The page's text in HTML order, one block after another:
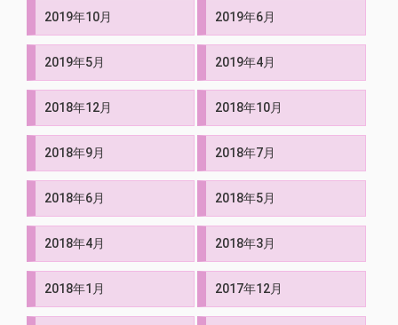
2019年10月 2019年6月
2019年5月 2019年4月
2018年12月 2018年10月
2018年9月 2018年7月
2018年6月 2018年5月
2018年4月 2018年3月
2018年1月 2017年12月